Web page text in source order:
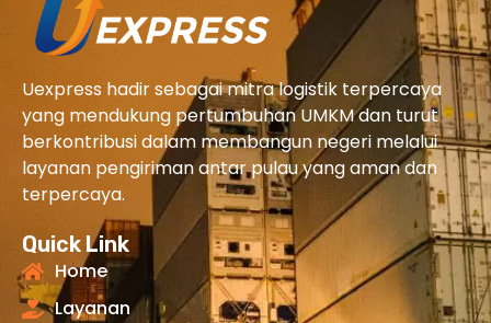
Uexpress hadir sebagai mitra logistik terpercaya
yang mendukung pertumbuhan UMKM dan turut
berkontribusi dalam membangun negeri melalui
layanan pengiriman antar pulau yang aman dan
terpercaya.
Quick Link
Home
Layanan